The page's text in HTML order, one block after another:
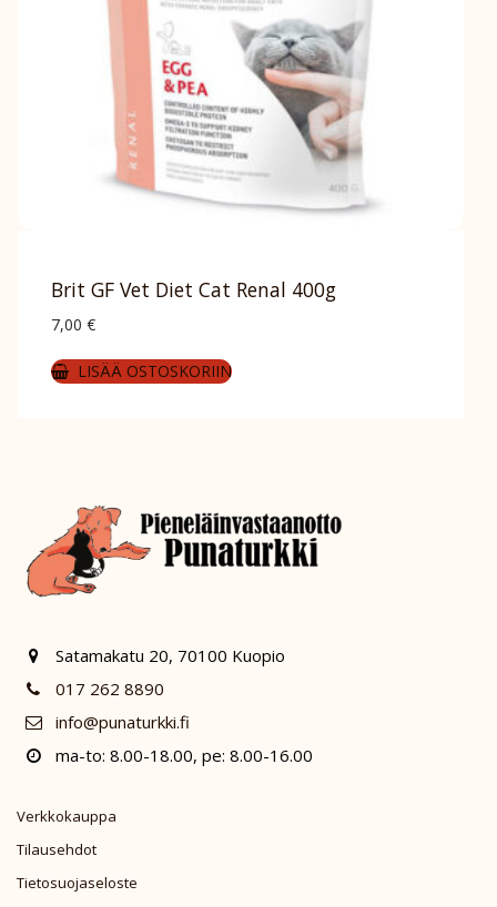
Brit GF Vet Diet Cat Renal 400g
7,00 €
LISÄÄ OSTOSKORIIN
Satamakatu 20, 70100 Kuopio
017 262 8890
info@punaturkki.fi
ma-to: 8.00-18.00, pe: 8.00-16.00
Verkkokauppa
Tilausehdot
Tietosuojaseloste